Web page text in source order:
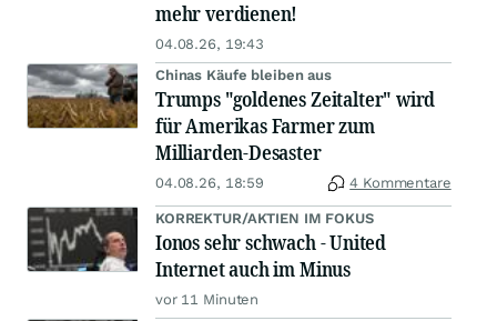
mehr verdienen!
04.08.26, 19:43
Chinas Käufe bleiben aus
Trumps "goldenes Zeitalter" wird
für Amerikas Farmer zum
Milliarden-Desaster
04.08.26, 18:59 4 Kommentare
KORREKTUR/AKTIEN IM FOKUS
Ionos sehr schwach - United
Internet auch im Minus
vor 11 Minuten